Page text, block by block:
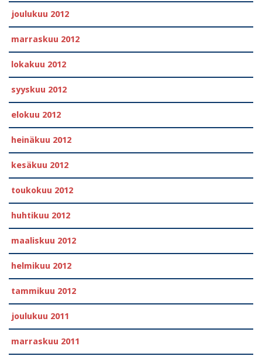
joulukuu 2012
marraskuu 2012
lokakuu 2012
syyskuu 2012
elokuu 2012
heinäkuu 2012
kesäkuu 2012
toukokuu 2012
huhtikuu 2012
maaliskuu 2012
helmikuu 2012
tammikuu 2012
joulukuu 2011
marraskuu 2011